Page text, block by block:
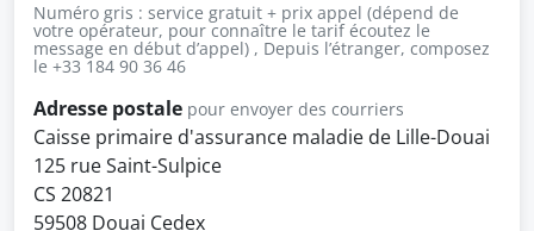
Numéro gris : service gratuit + prix appel (dépend de
votre opérateur, pour connaître le tarif écoutez le
message en début d’appel) , Depuis l’étranger, composez
le +33 184 90 36 46
Adresse postale pour envoyer des courriers
Caisse primaire d'assurance maladie de Lille-Douai
125 rue Saint-Sulpice
CS 20821
59508 Douai Cedex